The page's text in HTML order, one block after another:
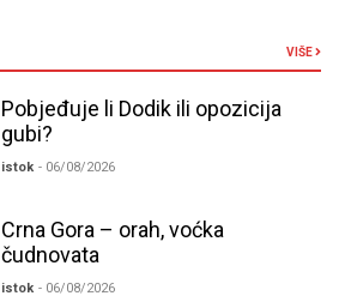
VIŠE
Pobjeđuje li Dodik ili opozicija
gubi?
istok - 06/08/2026
Crna Gora – orah, voćka
čudnovata
istok - 06/08/2026